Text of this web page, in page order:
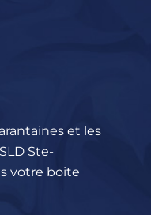
et les
Ste-
votre boite